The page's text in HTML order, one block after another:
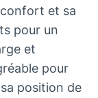
et sa
pour un
et
pour
position de